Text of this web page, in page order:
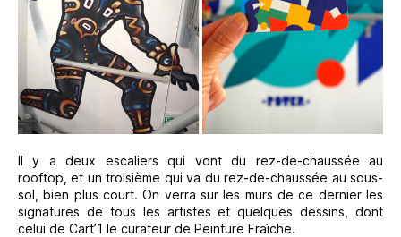
Il y a deux escaliers qui vont du rez-de-chaussée au
rooftop, et un troisième qui va du rez-de-chaussée au sous-
sol, bien plus court. On verra sur les murs de ce dernier les
signatures de tous les artistes et quelques dessins, dont
celui de Cart’1 le curateur de Peinture Fraîche.